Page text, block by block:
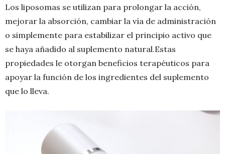
Los liposomas se utilizan para prolongar la acción,
mejorar la absorción, cambiar la vía de administración
o simplemente para estabilizar el principio activo que
se haya añadido al suplemento natural.Estas
propiedades le otorgan beneficios terapéuticos para
apoyar la función de los ingredientes del suplemento
que lo lleva.